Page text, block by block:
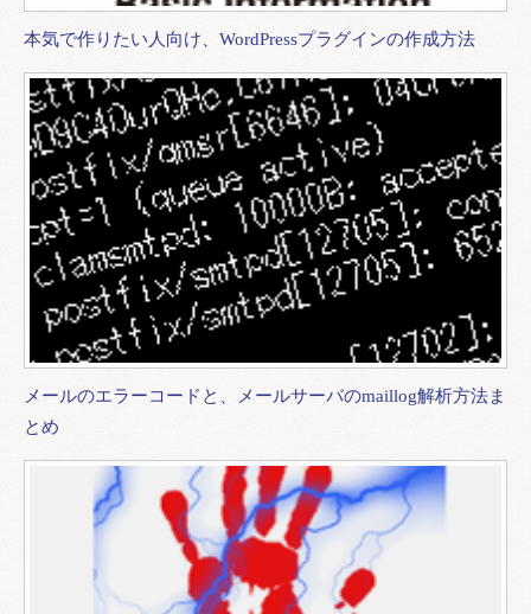
本気で作りたい人向け、WordPressプラグインの作成方法
メールのエラーコードと、メールサーバのmaillog解析方法ま
とめ